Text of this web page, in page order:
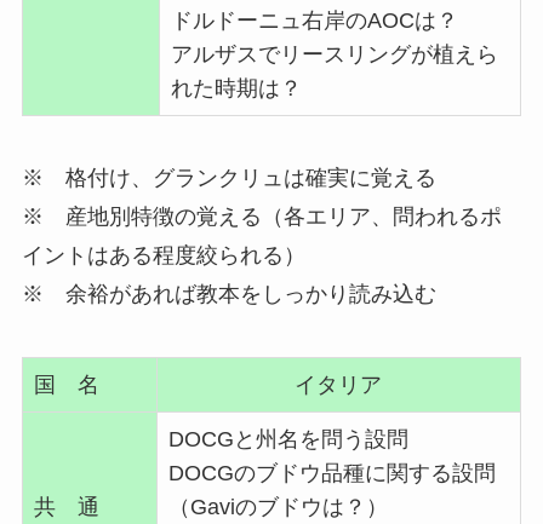
ドルドーニュ右岸のAOCは？
アルザスでリースリングが植えら
れた時期は？
※ 格付け、グランクリュは確実に覚える
※ 産地別特徴の覚える（各エリア、問われるポ
イントはある程度絞られる）
※ 余裕があれば教本をしっかり読み込む
国 名 イタリア
共 通
DOCGと州名を問う設問
DOCGのブドウ品種に関する設問
（Gaviのブドウは？）